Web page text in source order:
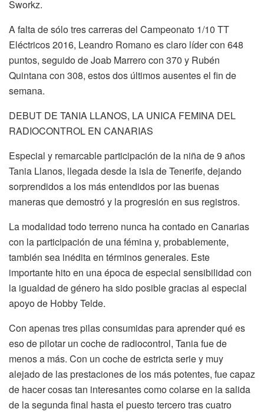
Sworkz.
A falta de sólo tres carreras del Campeonato 1/10 TT
Eléctricos 2016, Leandro Romano es claro líder con 648
puntos, seguido de Joab Marrero con 370 y Rubén
Quintana con 308, estos dos últimos ausentes el fin de
semana.
DEBUT DE TANIA LLANOS, LA UNICA FEMINA DEL
RADIOCONTROL EN CANARIAS
Especial y remarcable participación de la niña de 9 años
Tania Llanos, llegada desde la isla de Tenerife, dejando
sorprendidos a los más entendidos por las buenas
maneras que demostró y la progresión en sus registros.
La modalidad todo terreno nunca ha contado en Canarias
con la participación de una fémina y, probablemente,
también sea inédita en términos generales. Este
importante hito en una época de especial sensibilidad con
la igualdad de género ha sido posible gracias al especial
apoyo de Hobby Telde.
Con apenas tres pilas consumidas para aprender qué es
eso de pilotar un coche de radiocontrol, Tania fue de
menos a más. Con un coche de estricta serie y muy
alejado de las prestaciones de los más potentes, fue capaz
de hacer cosas tan interesantes como colarse en la salida
de la segunda final hasta el puesto tercero tras cuatro